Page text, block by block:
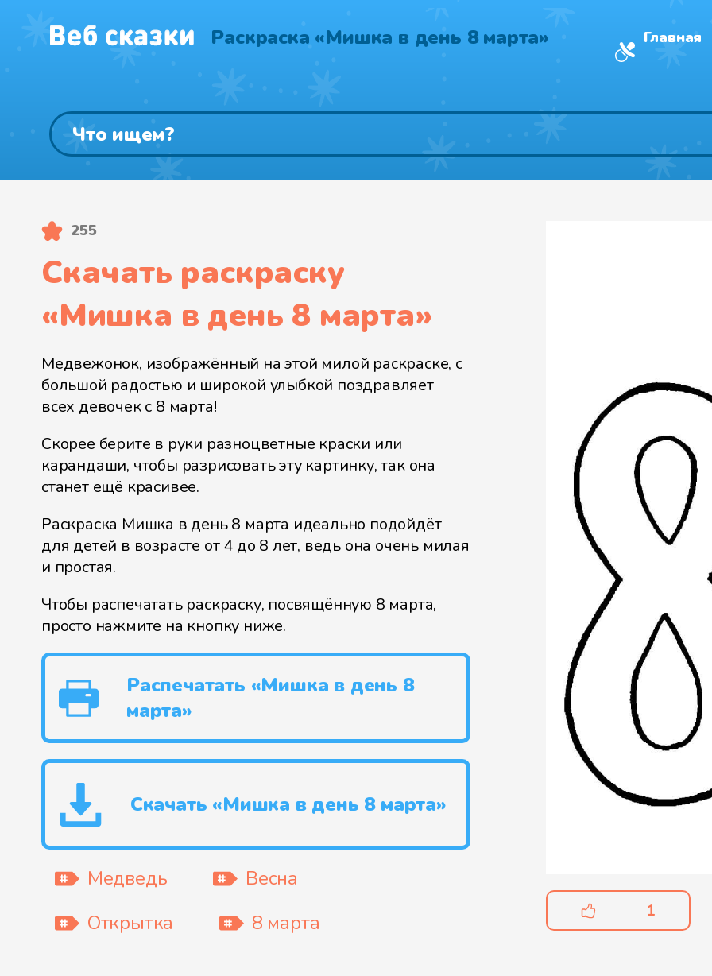
Раскраска «Мишка в день 8 марта» Главная
1
255
Скачать раскраску
«Мишка в день 8 марта»
Медвежонок, изображённый на этой милой раскраске, с
большой радостью и широкой улыбкой поздравляет
всех девочек с 8 марта!
Скорее берите в руки разноцветные краски или
карандаши, чтобы разрисовать эту картинку, так она
станет ещё красивее.
Раскраска Мишка в день 8 марта идеально подойдёт
для детей в возрасте от 4 до 8 лет, ведь она очень милая
и простая.
Чтобы распечатать раскраску, посвящённую 8 марта,
просто нажмите на кнопку ниже.
Распечатать «Мишка в день 8
марта»
Скачать «Мишка в день 8 марта»
Медведь
Весна
Открытка
8 марта